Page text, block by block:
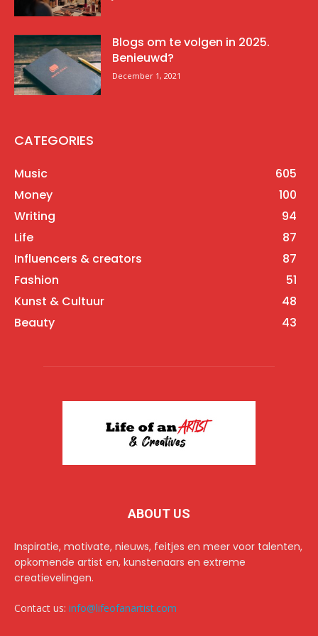
Blogs om te volgen in 2025.
Benieuwd?
December 1, 2021
CATEGORIES
Music
605
Money
100
Writing
94
Life
87
Influencers & creators
87
Fashion
51
Kunst & Cultuur
48
Beauty
43
ABOUT US
Inspiratie, motivate, nieuws, feitjes en meer voor talenten,
opkomende artist en, kunstenaars en extreme
creatievelingen.
Contact us: info@lifeofanartist.com